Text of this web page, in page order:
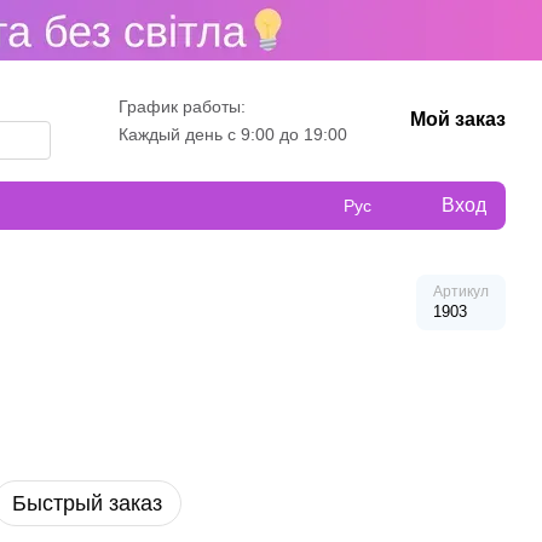
График работы:
Каждый день с 9:00 до 19:00
Мой заказ
Рус Вход
Артикул
1903
Быстрый заказ